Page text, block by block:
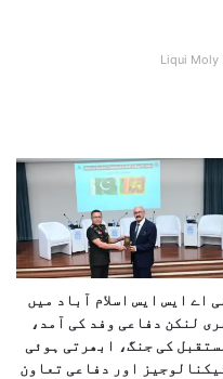
Liqui Moly
اے ایس ایس اسلام آباد میں
لنکن دفاعی وفد کی آمد،
کی جنگ، ابھرتی ہوئی
اور دفاعی تعاون